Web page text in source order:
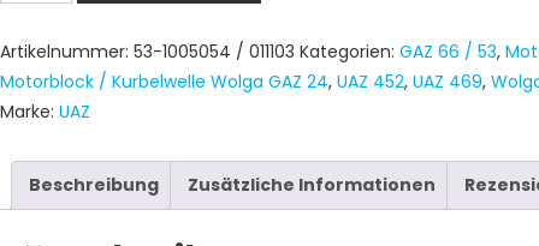
452,
UAZ
469,
GAZ
Artikelnummer: 53-1005054 / 011103 Kategorien: GAZ 66 / 53,
Motorblock / Kurbelwelle Wolga GAZ 24, UAZ 452, UAZ 469,
Marke: UAZ
Beschreibung Zusätzliche Informationen